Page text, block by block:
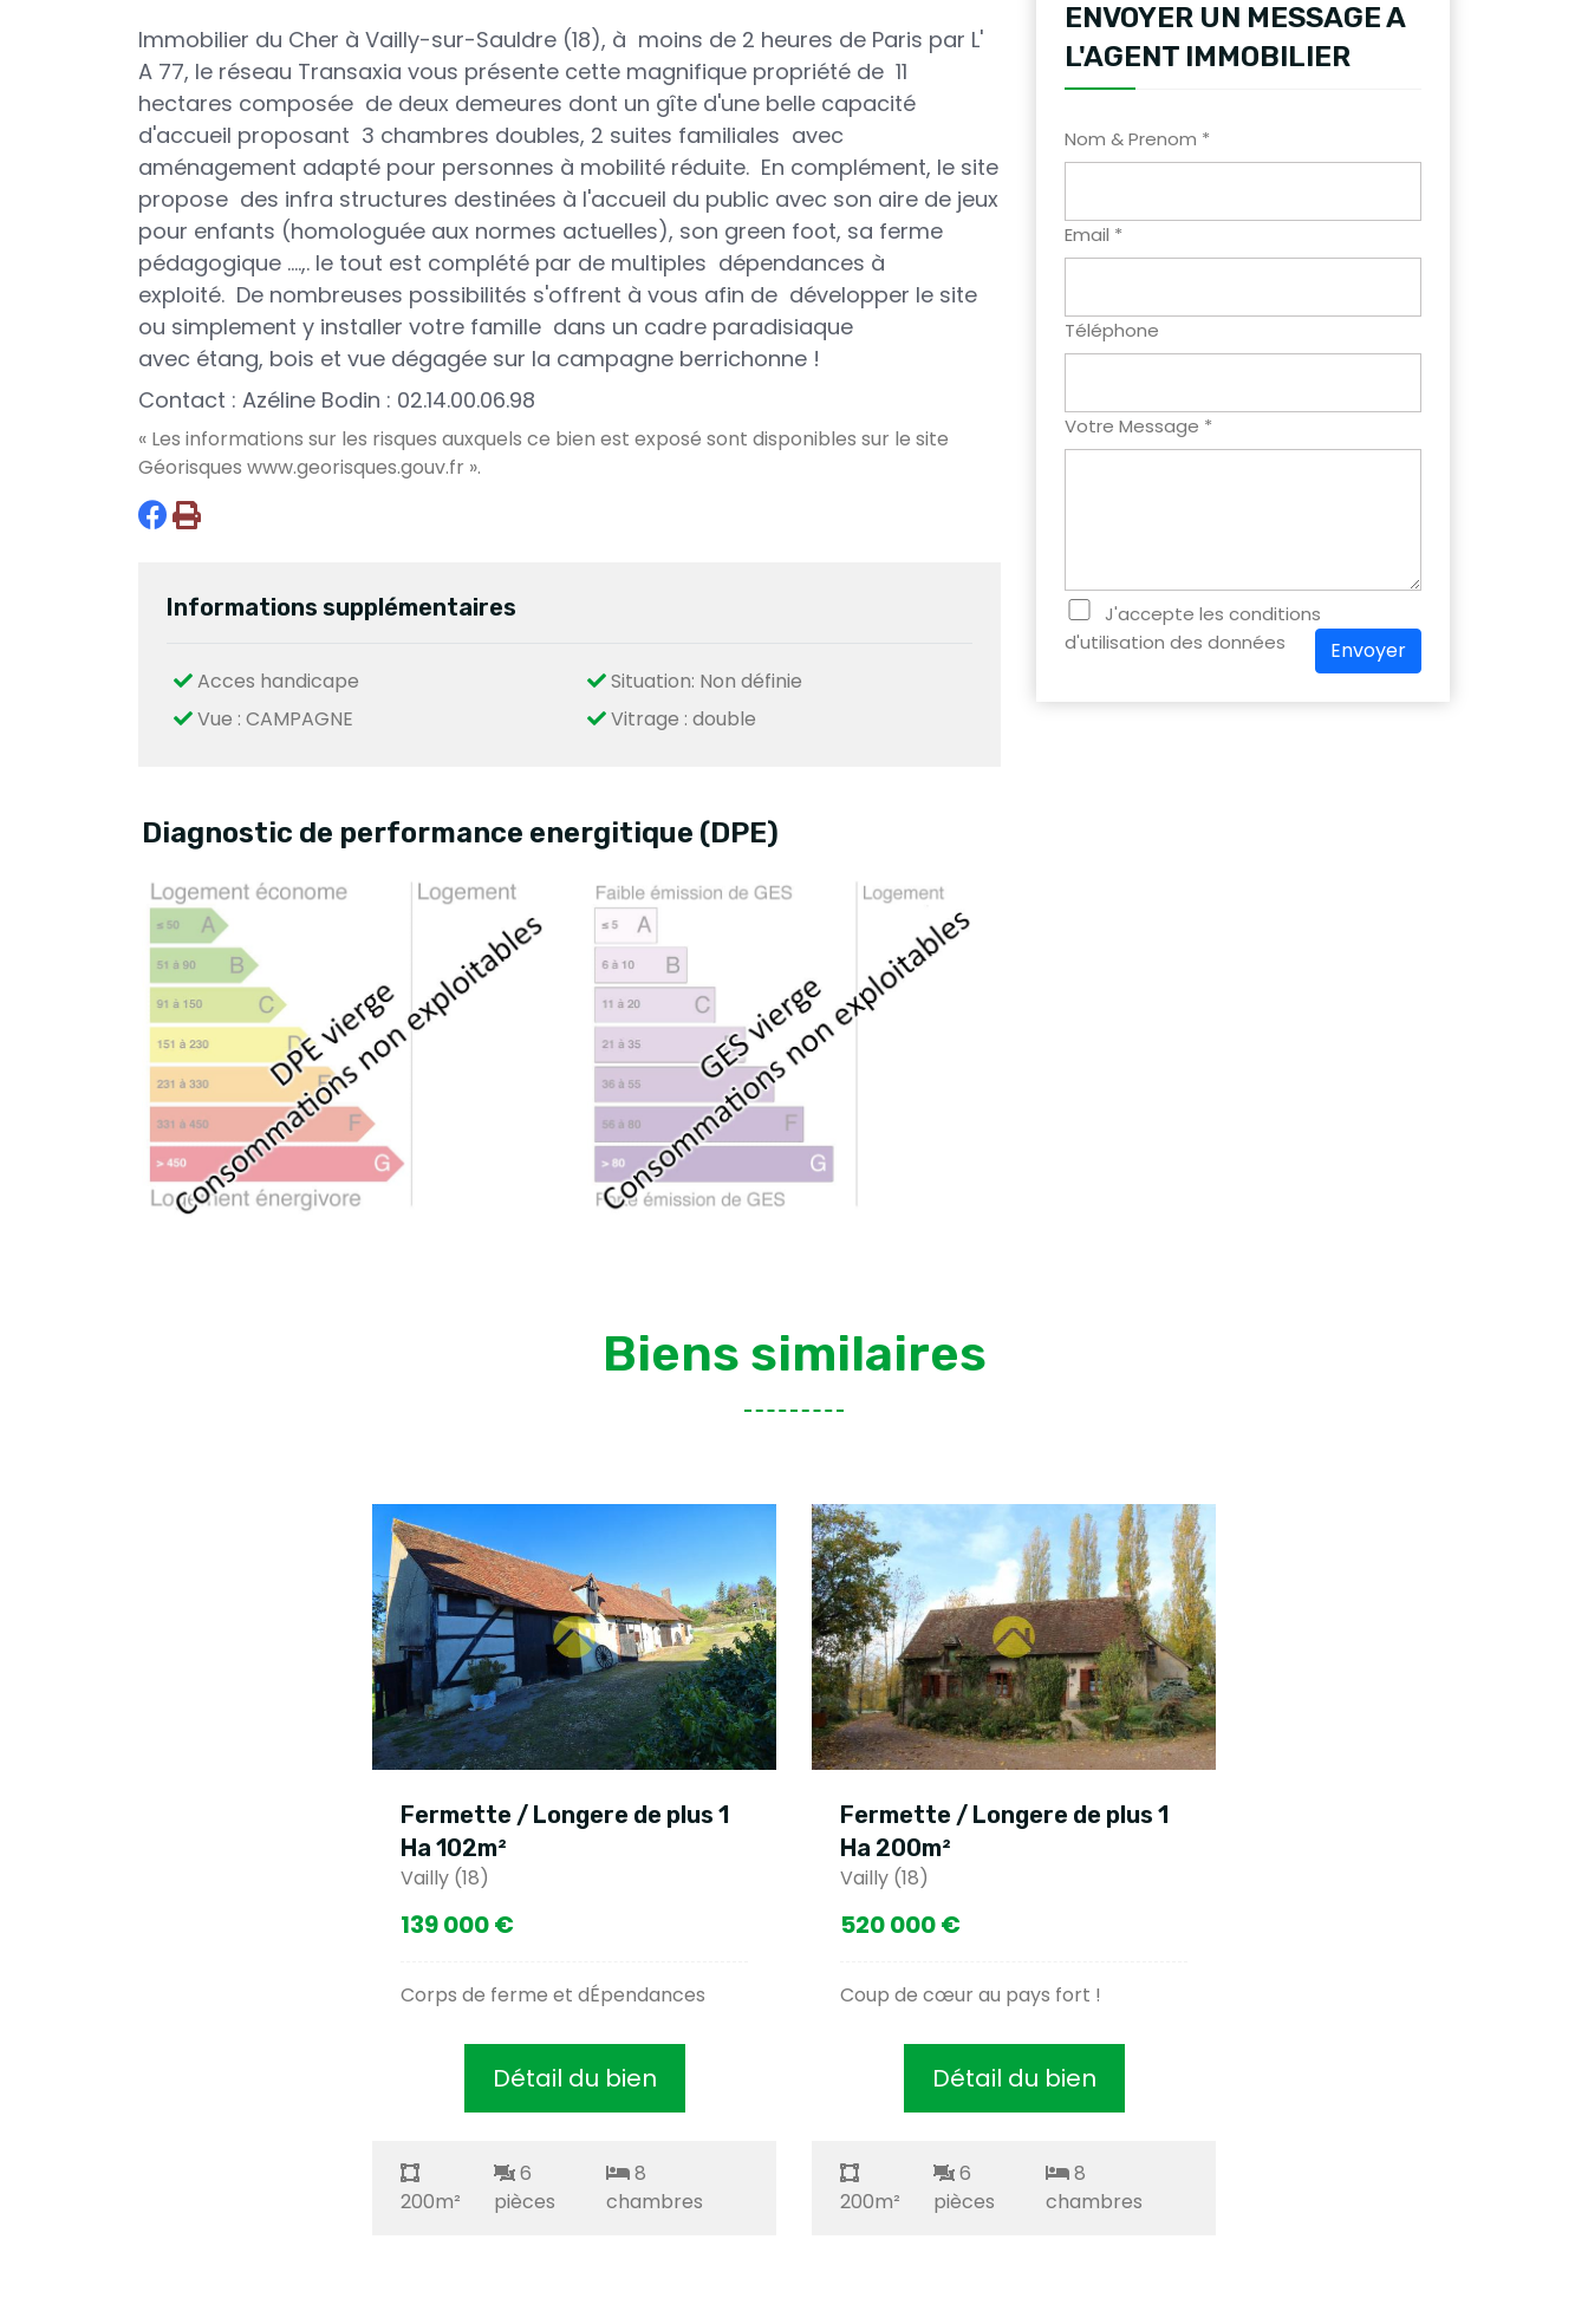
Immobilier du Cher à Vailly-sur-Sauldre (18), à moins de 2 heures de Paris par L'
A 77, le réseau Transaxia vous présente cette magnifique propriété de 11
hectares composée de deux demeures dont un gîte d'une belle capacité
d'accueil proposant 3 chambres doubles, 2 suites familiales avec
aménagement adapté pour personnes à mobilité réduite. En complément, le site
propose des infra structures destinées à l'accueil du public avec son aire de jeux
pour enfants (homologuée aux normes actuelles), son green foot, sa ferme
pédagogique ....,. le tout est complété par de multiples dépendances à
exploité. De nombreuses possibilités s'offrent à vous afin de développer le site
ou simplement y installer votre famille dans un cadre paradisiaque
avec étang, bois et vue dégagée sur la campagne berrichonne !
Contact : Azéline Bodin : 02.14.00.06.98
« Les informations sur les risques auxquels ce bien est exposé sont disponibles sur le site
Géorisques www.georisques.gouv.fr ».
Informations supplémentaires
Acces handicape
Situation: Non définie
Vue : CAMPAGNE
Vitrage : double
Diagnostic de performance energitique (DPE)
ENVOYER UN MESSAGE A
L'AGENT IMMOBILIER
Nom & Prenom *
Email *
Téléphone
Votre Message *
J'accepte les conditions
d'utilisation des données
Envoyer
Biens similaires
Fermette / Longere de plus 1
Ha 102m²
Vailly (18)
139 000 €
Corps de ferme et dÉpendances
Détail du bien
200m²
6
pièces
8
chambres
Fermette / Longere de plus 1
Ha 200m²
Vailly (18)
520 000 €
Coup de cœur au pays fort !
Détail du bien
200m²
6
pièces
8
chambres